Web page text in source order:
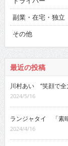
副業・在宅・独立
その他
最近の投稿
川村あい “笑顔で全
2024/5/16
ランジャタイ 「素
2024/4/16